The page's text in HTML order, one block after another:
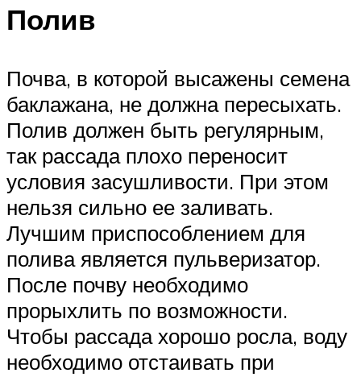
Полив
Почва, в которой высажены семена
баклажана, не должна пересыхать.
Полив должен быть регулярным,
так рассада плохо переносит
условия засушливости. При этом
нельзя сильно ее заливать.
Лучшим приспособлением для
полива является пульверизатор.
После почву необходимо
прорыхлить по возможности.
Чтобы рассада хорошо росла, воду
необходимо отстаивать при